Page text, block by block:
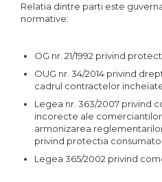
Relatia dintre parti este
normative:
OG nr. 21/1992 privind
OUG nr. 34/2014 privind
cadrul contractelor
Legea nr. 363/2007 privind
incorecte ale
armonizarea
privind protectia
Legea 365/2002 privind